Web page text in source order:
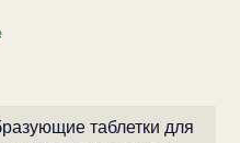
таблетки для